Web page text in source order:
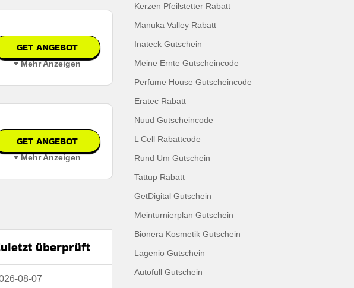
Mehr Anzeigen
GET ANGEBOT
Mehr Anzeigen
GET ANGEBOT
überprüft
08-07
Kerzen Pfeilstetter Rabatt
Manuka Valley Rabatt
Inateck Gutschein
Meine Ernte Gutscheincode
Perfume House Gutscheincode
Eratec Rabatt
Nuud Gutscheincode
L Cell Rabattcode
Rund Um Gutschein
Tattup Rabatt
GetDigital Gutschein
Meinturnierplan Gutschein
Bionera Kosmetik Gutschein
Lagenio Gutschein
Autofull Gutschein